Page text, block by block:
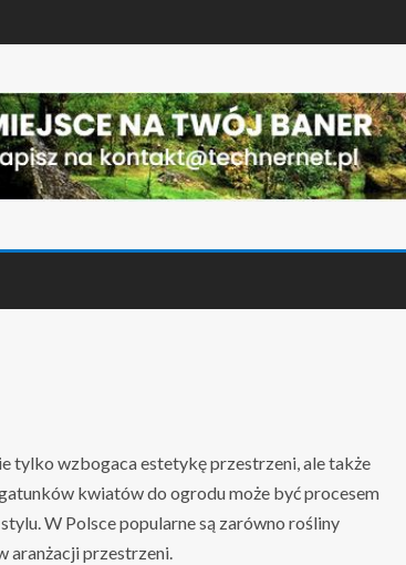
tylko wzbogaca estetykę przestrzeni, ale także
kwiatów do ogrodu może być procesem
W Polsce popularne są zarówno rośliny
aranżacji przestrzeni.